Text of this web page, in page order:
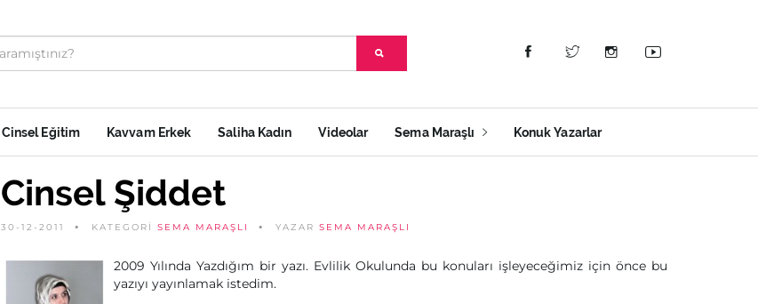
Cinsel Eğitim Kavvam Erkek Saliha Kadın Videolar Sema Maraşlı Konuk Yazarlar
Cinsel Şiddet
30-12-2011 KATEGORİ SEMA MARAŞLI YAZAR SEMA MARAŞLI
2009 Yılında Yazdığım bir yazı. Evlilik Okulunda bu konuları işleyeceğimiz için önce bu
yazıyı yayınlamak istedim.